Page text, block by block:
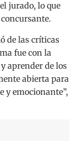
jurado, lo que
de las críticas
fue con la
aprender de los
abierta para
y emocionante”,